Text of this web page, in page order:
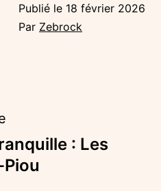
Publié le 18 février 2026
Par Zebrock
: Les